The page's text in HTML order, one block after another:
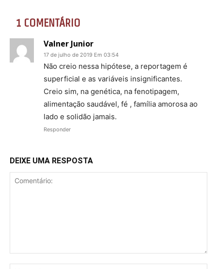
1 COMENTÁRIO
Valner Junior
17 de julho de 2019 Em 03:54
Não creio nessa hipótese, a reportagem é
superficial e as variáveis insignificantes.
Creio sim, na genética, na fenotipagem,
alimentação saudável, fé , família amorosa ao
lado e solidão jamais.
Responder
DEIXE UMA RESPOSTA